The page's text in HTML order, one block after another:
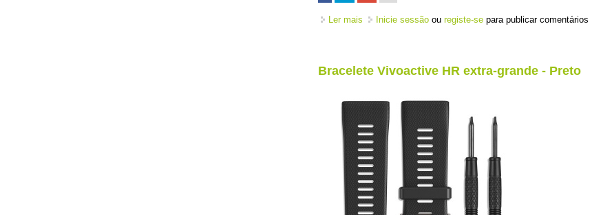
Ler mais acerca de Carregador Vivosmart HR
Inicie sessão ouregiste-se para publicar comentários
Bracelete Vivoactive HR extra-grande - Preto